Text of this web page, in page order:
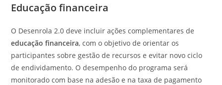
Educação financeira
O Desenrola 2.0 deve incluir ações complementares de
educação financeira, com o objetivo de orientar os
participantes sobre gestão de recursos e evitar novo ciclo
de endividamento. O desempenho do programa será
monitorado com base na adesão e na taxa de pagamento